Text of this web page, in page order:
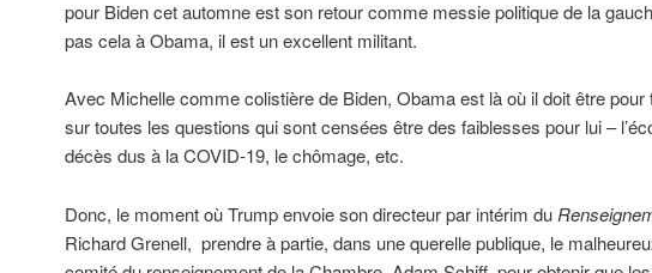
pour Biden cet automne est son retour comme messie politique de la
pas cela à Obama, il est un excellent militant.
Avec Michelle comme colistière de Biden, Obama est là où il doit être pour
sur toutes les questions qui sont censées être des faiblesses pour lui –
décès dus à la COVID-19, le chômage, etc.
Donc, le moment où Trump envoie son directeur par intérim du
Richard Grenell, prendre à partie, dans une querelle publique, le